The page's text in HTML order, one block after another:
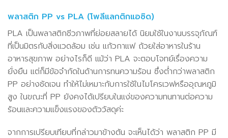
พลาสติก PP vs PLA (โพลีแลกติกแอซิด)
PLA เป็นพลาสติกชีวภาพที่ย่อยสลายได้ นิยมใช้ในงานบรรจุภัณฑ์
ที่เป็นมิตรกับสิ่งแวดล้อม เช่น แก้วกาแฟ ถ้วยใส่อาหารในร้าน
อาหารสุขภาพ อย่างไรก็ดี แม้ว่า PLA จะตอบโจทย์เรื่องความ
ยั่งยืน แต่ก็มีข้อจำกัดในด้านการทนความร้อน ซึ่งต่ำกว่าพลาสติก
PP อย่างชัดเจน ทำให้ไม่เหมาะกับการใช้ในไมโครเวฟหรืออุณหภูมิ
สูง ในขณะที่ PP ยังคงได้เปรียบในแง่ของความทนทานต่อความ
ร้อนและความแข็งแรงของตัววัสดุค่ะ
จากการเปรียบเทียบที่กล่าวมาข้างต้น จะเห็นได้ว่า พลาสติก PP มี